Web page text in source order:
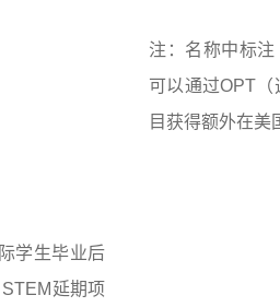
学生毕业后
延期项
注：名称中标
可以通过OPT
目获得额外在美